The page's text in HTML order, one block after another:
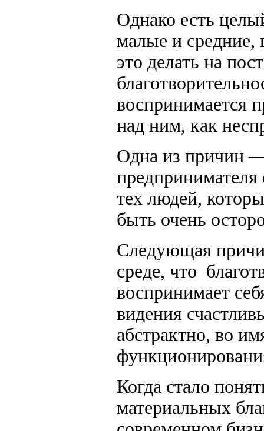
Однако есть
малые и средние,
это делать на
воспринимается
над ним, как
Одна из причин —
предпринимателя
тех людей,
быть очень
Следующая
среде, что
воспринимает
видения
абстрактно, во
Когда стало
материальных